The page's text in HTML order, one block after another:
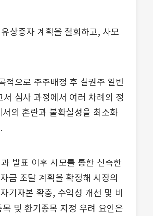
상증자 계획을 철회하고, 사모
적으로 주주배정 후 실권주 일반
심사 과정에서 여러 차례의 정
의 혼란과 불확실성을 최소화
발표 이후 사모를 통한 신속한
금 조달 계획을 확정해 시장의
기자본 확충, 수익성 개선 및 비
및 환기종목 지정 우려 요인은